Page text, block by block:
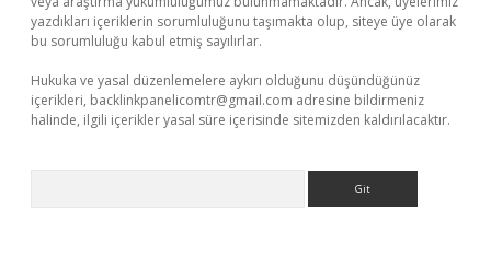
yazdıkları içeriklerin sorumluluğunu taşımakta olup, siteye üye olarak
bu sorumluluğu kabul etmiş sayılırlar.
Hukuka ve yasal düzenlemelere aykırı olduğunu düşündüğünüz
içerikleri, backlinkpanelicomtr@gmail.com adresine bildirmeniz
halinde, ilgili içerikler yasal süre içerisinde sitemizden kaldırılacaktır.